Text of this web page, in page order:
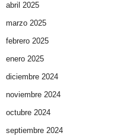
abril 2025
marzo 2025
febrero 2025
enero 2025
diciembre 2024
noviembre 2024
octubre 2024
septiembre 2024